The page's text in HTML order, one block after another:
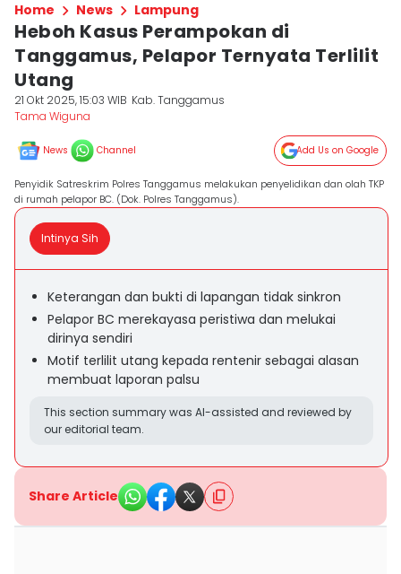
Home News Lampung
Heboh Kasus Perampokan di
Tanggamus, Pelapor Ternyata Terlilit
Utang
21 Okt 2025, 15:03 WIB Kab. Tanggamus
Tama Wiguna
News Channel Add Us on Google
Penyidik Satreskrim Polres Tanggamus melakukan penyelidikan dan olah TKP
di rumah pelapor BC. (Dok. Polres Tanggamus).
Intinya Sih
Keterangan dan bukti di lapangan tidak sinkron
Pelapor BC merekayasa peristiwa dan melukai
dirinya sendiri
Motif terlilit utang kepada rentenir sebagai alasan
membuat laporan palsu
This section summary was AI-assisted and reviewed by
our editorial team.
Share Article